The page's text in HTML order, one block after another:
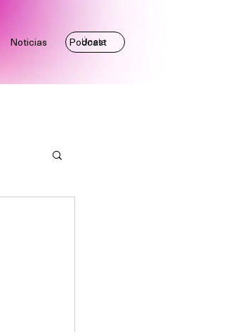
Únete
Noticias Podcast